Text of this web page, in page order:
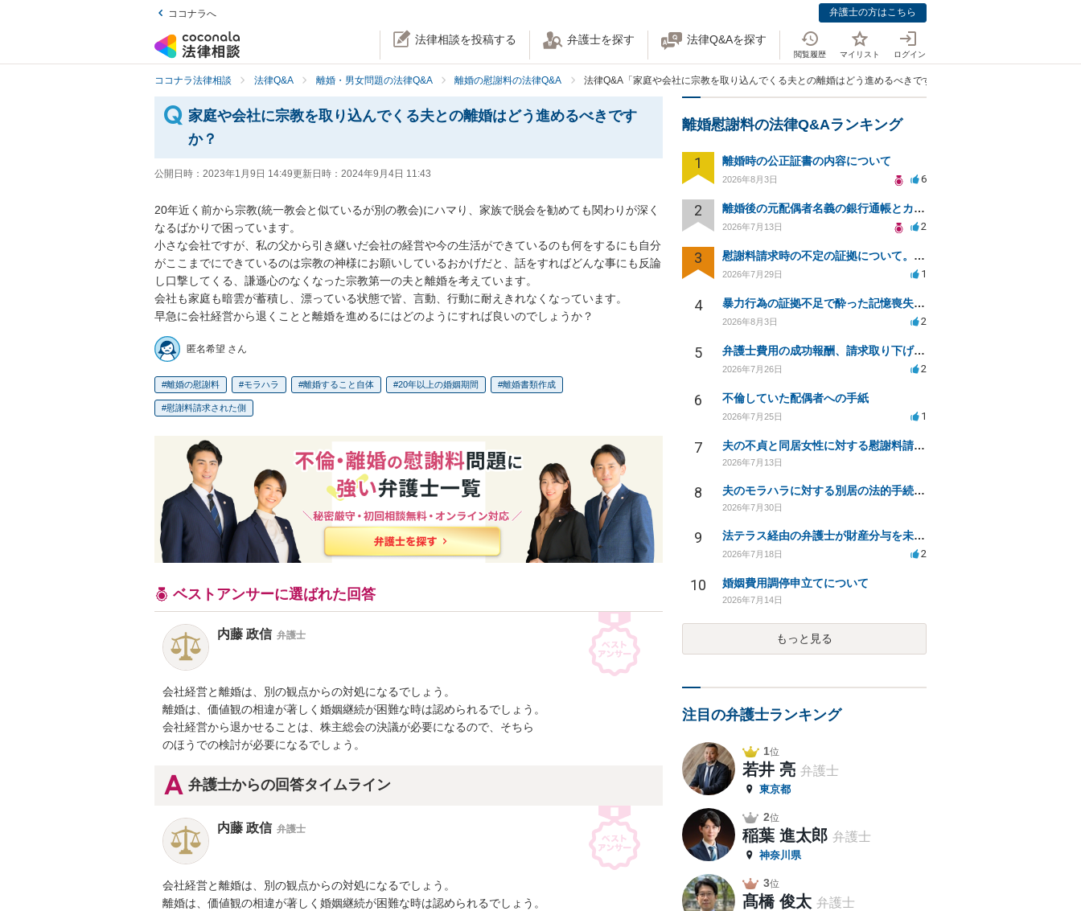
ココナラへ 弁護士の方はこちら
法律相談を投稿する 弁護士を探す 法律Q&Aを探す
閲覧履歴 マイリスト ログイン
ココナラ法律相談 法律Q&A 離婚・男女問題の法律Q&A 離婚の慰謝料の法律Q&A 法律Q&A「家庭や会社に宗教を取り込んでくる夫との離婚はどう進めるべきですか？」
家庭や会社に宗教を取り込んでくる夫との離婚はどう進めるべきです
か？
公開日時： 2023年1月9日 14:49更新日時： 2024年9月4日 11:43
20年近く前から宗教(統一教会と似ているが別の教会)にハマり、家族で脱会を勧めても関わりが深く
なるばかりで困っています。
小さな会社ですが、私の父から引き継いだ会社の経営や今の生活ができているのも何をするにも自分
がここまでにできているのは宗教の神様にお願いしているおかげだと、話をすればどんな事にも反論
し口撃してくる、謙遜心のなくなった宗教第一の夫と離婚を考えています。
会社も家庭も暗雲が蓄積し、漂っている状態で皆、言動、行動に耐えきれなくなっています。
早急に会社経営から退くことと離婚を進めるにはどのようにすれば良いのでしょうか？
匿名希望 さん
離婚の慰謝料 モラハラ 離婚すること自体 20年以上の婚姻期間 離婚書類作成
慰謝料請求された側
ベストアンサーに選ばれた回答
内藤 政信 弁護士
会社経営と離婚は、別の観点からの対処になるでしょう。
離婚は、価値観の相違が著しく婚姻継続が困難な時は認められるでしょう。
会社経営から退かせることは、株主総会の決議が必要になるので、そちら
のほうでの検討が必要になるでしょう。
弁護士からの回答タイムライン
内藤 政信 弁護士
会社経営と離婚は、別の観点からの対処になるでしょう。
離婚は、価値観の相違が著しく婚姻継続が困難な時は認められるでしょう。
離婚慰謝料の法律Q&Aランキング
1 離婚時の公正証書の内容について
2026年8月3日 6
2 離婚後の元配偶者名義の銀行通帳とカードの処分方法について
2026年7月13日 2
3 慰謝料請求時の不定の証拠について。効力があるのか知りたい。
2026年7月29日 1
4 暴力行為の証拠不足で酔った記憶喪失が認められるか？
2026年8月3日 2
5 弁護士費用の成功報酬、請求取り下げで減額可能か？
2026年7月26日 2
6 不倫していた配偶者への手紙
2026年7月25日 1
7 夫の不貞と同居女性に対する慰謝料請求の可能性について相談
2026年7月13日
8 夫のモラハラに対する別居の法的手続き相談
2026年7月30日
9 法テラス経由の弁護士が財産分与を未解決のまま放置
2026年7月18日 2
10 婚姻費用調停申立てについて
2026年7月14日
もっと見る
注目の弁護士ランキング
1位
若井 亮 弁護士
東京都
2位
稲葉 進太郎 弁護士
神奈川県
3位
髙橋 俊太 弁護士